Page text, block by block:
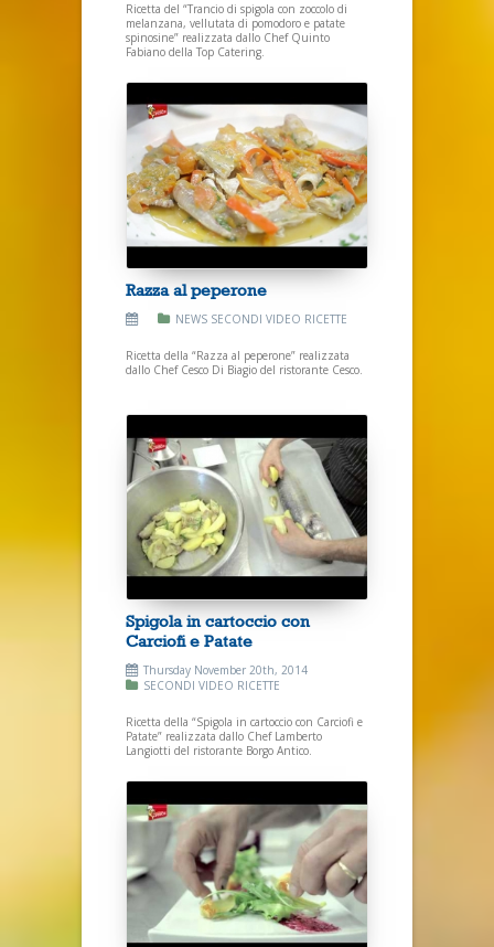
Ricetta del “Trancio di spigola con zoccolo di
melanzana, vellutata di pomodoro e patate
spinosine” realizzata dallo Chef Quinto
Fabiano della Top Catering.
Razza al peperone
NEWS SECONDI VIDEO RICETTE
Ricetta della “Razza al peperone” realizzata
dallo Chef Cesco Di Biagio del ristorante Cesco.
Spigola in cartoccio con
Carciofi e Patate
Thursday November 20th, 2014
SECONDI VIDEO RICETTE
Ricetta della “Spigola in cartoccio con Carciofi e
Patate” realizzata dallo Chef Lamberto
Langiotti del ristorante Borgo Antico.